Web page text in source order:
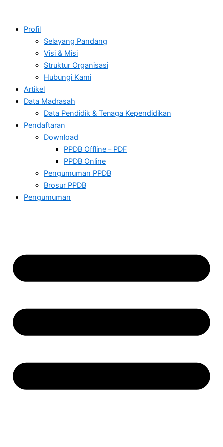
Profil
Selayang Pandang
Visi & Misi
Struktur Organisasi
Hubungi Kami
Artikel
Data Madrasah
Data Pendidik & Tenaga Kependidikan
Pendaftaran
Download
PPDB Offline – PDF
PPDB Online
Pengumuman PPDB
Brosur PPDB
Pengumuman